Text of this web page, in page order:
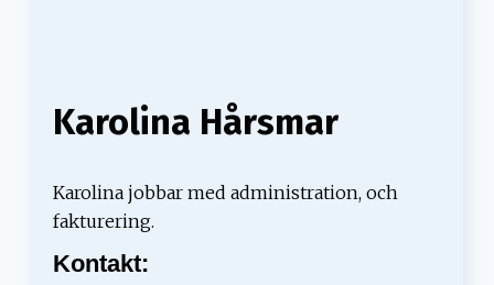
Karolina Hårsmar
Karolina jobbar med administration, och
fakturering.
Kontakt: